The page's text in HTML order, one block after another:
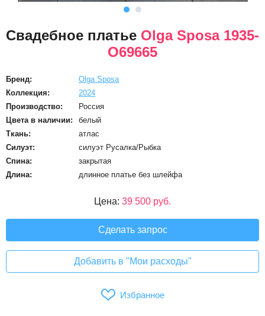
Свадебное платье Olga Sposa 1935-
O69665
Бренд:
Olga Sposa
Коллекция:
2024
Производство:
Россия
Цвета в наличии:
белый
Ткань:
атлас
Силуэт:
силуэт Русалка/Рыбка
Спина:
закрытая
Длина:
длинное платье без шлейфа
Цена: 39 500 руб.
Сделать запрос
Добавить в "Мои расходы"
Избранное